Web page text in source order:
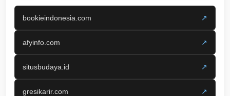
bookieindonesia.com ↗
afyinfo.com ↗
situsbudaya.id ↗
gresikarir.com ↗